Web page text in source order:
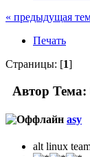
« предыдущая
Печать
Страницы: [1]
Автор Тема:
asy
alt linux